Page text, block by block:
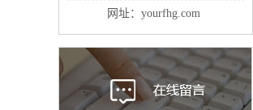
网址：yourfhg.com